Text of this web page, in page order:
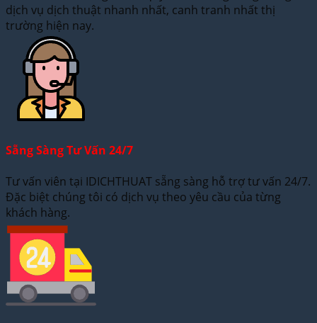
dịch vụ dịch thuật nhanh nhất, canh tranh nhất thị
trường hiện nay.
Sẵng Sàng Tư Vấn 24/7
Tư vấn viên tại IDICHTHUAT sẵng sàng hỗ trợ tư vấn 24/7.
Đặc biệt chúng tôi có dịch vụ theo yêu cầu của từng
khách hàng.